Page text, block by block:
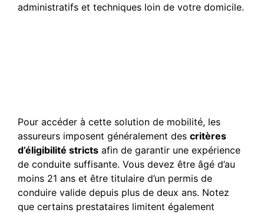
administratifs et techniques loin de votre domicile.
Pour accéder à cette solution de mobilité, les
assureurs imposent généralement des critères
d’éligibilité stricts afin de garantir une expérience
de conduite suffisante. Vous devez être âgé d’au
moins 21 ans et être titulaire d’un permis de
conduire valide depuis plus de deux ans. Notez
que certains prestataires limitent également